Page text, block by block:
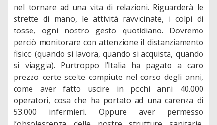
nel tornare ad una vita di relazioni. Riguarderà le
strette di mano, le attività ravvicinate, i colpi di
tosse, ogni nostro gesto quotidiano. Dovremo
perciò monitorare con attenzione il distanziamento
fisico (quando si lavora, quando si acquista, quando
si viaggia). Purtroppo l’Italia ha pagato a caro
prezzo certe scelte compiute nel corso degli anni,
come aver fatto uscire in pochi anni 40.000
operatori, cosa che ha portato ad una carenza di
53.000 infermieri. Oppure aver permesso